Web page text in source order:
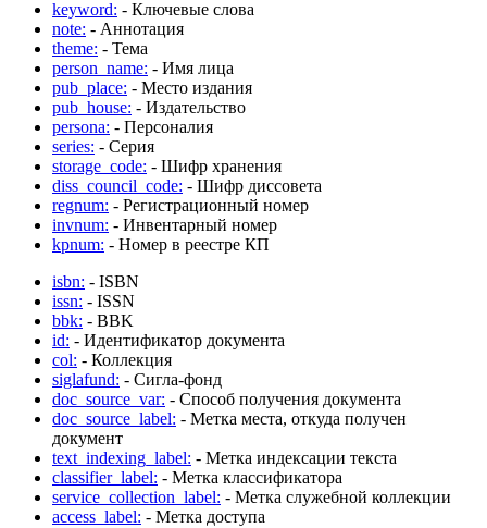
keyword: - Ключевые слова
note: - Аннотация
theme: - Тема
person_name: - Имя лица
pub_place: - Место издания
pub_house: - Издательство
persona: - Персоналия
series: - Серия
storage_code: - Шифр хранения
diss_council_code: - Шифр диссовета
regnum: - Регистрационный номер
invnum: - Инвентарный номер
kpnum: - Номер в реестре КП
isbn: - ISBN
issn: - ISSN
bbk: - BBK
id: - Идентификатор документа
col: - Коллекция
siglafund: - Сигла-фонд
doc_source_var: - Способ получения документа
doc_source_label: - Метка места, откуда получен
документ
text_indexing_label: - Метка индексации текста
classifier_label: - Метка классификатора
service_collection_label: - Метка служебной коллекции
access_label: - Метка доступа